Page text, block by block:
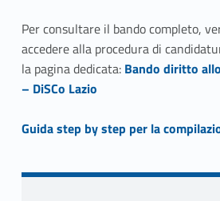
Per consultare il bando completo,
accedere alla procedura di
la pagina dedicata: Link identifier #identifier__79237-1
Bando diritto
– DiSCo Lazio
Link identifier #identifier__174055-2
Guida step by step per la